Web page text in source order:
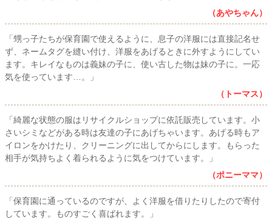
（あやちゃん）
「甥っ子たちが保育園で使えるように、息子の洋服には直接記名せ
ず、ネームタグを縫い付け、洋服をあげるときに外すようにしてい
ます。キレイなものは義妹の子に、使い古した物は妹の子に。一応
気を使っています…。」
（トーマス）
「綺麗な状態の服はリサイクルショップに依託販売しています。小
さいシミなどがある時は友達の子にあげちゃいます。あげる時もア
イロンをかけたり、クリーニングに出してからにします。もらった
相手が気持ちよく着られるように気をつけています。」
（ポニーママ）
「保育園に通っているのですが、よく洋服を借りたりしたので寄付
しています。ものすごく喜ばれます。」